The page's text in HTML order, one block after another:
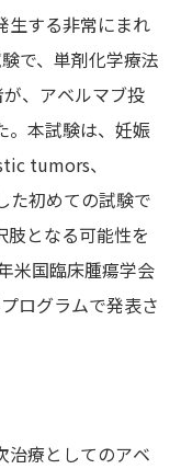
生する非常にまれ
で、単剤化学療法
、アベルマブ投
。本試験は、妊娠
tumors、
た初めての試験で
肢となる可能性を
米国臨床腫瘍学会
ログラムで発表さ
治療としてのアベ